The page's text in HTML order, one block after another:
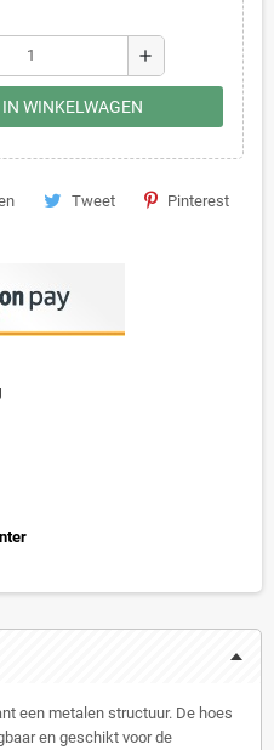
add
IN WINKELWAGEN
Tweet Pinterest
een metalen structuur. De hoes
en geschikt voor de